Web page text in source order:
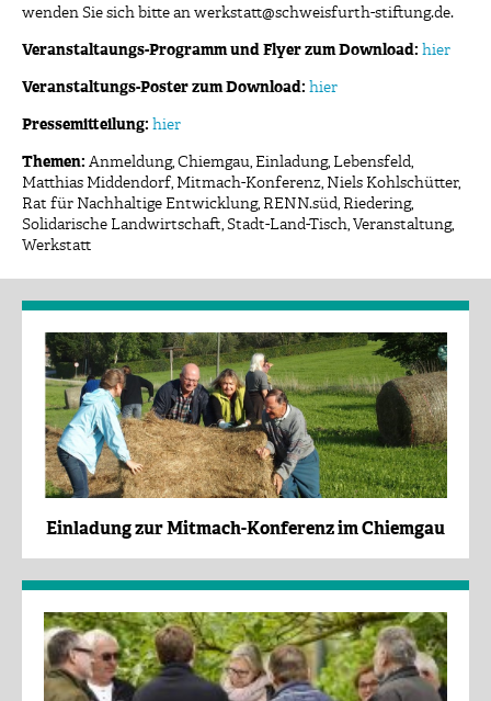
wenden Sie sich bitte an werkstatt@schweisfurth-stiftung.de.
Veranstaltaungs-Programm und Flyer zum Download: hier
Veranstaltungs-Poster zum Download: hier
Pressemitteilung: hier
Themen: Anmeldung, Chiemgau Einladung, Lebensfeld
Matthias Middendorf Mitmach-Konferenz Niels Kohlschütter,
Rat für Nachhaltige Entwicklung, RENN.süd Riedering,
Solidarische Landwirtschaft Stadt-Land-Tisch Veranstaltung,
Werkstatt
Einladung zur Mitmach-Konferenz im Chiemgau